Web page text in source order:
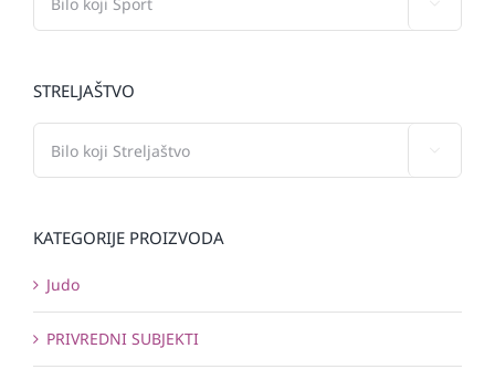
STRELJAŠTVO
KATEGORIJE PROIZVODA
Judo
PRIVREDNI SUBJEKTI